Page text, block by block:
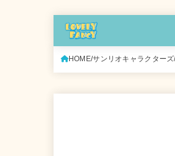
HOME サンリオキャラクターズ